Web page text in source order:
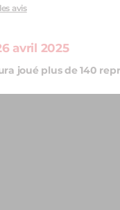
avis
avril 2025
joué plus de 140